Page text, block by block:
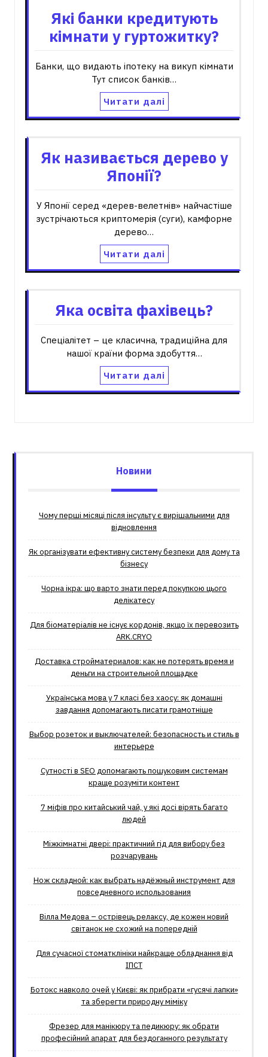
Які банки кредитують
кімнати у гуртожитку?
Банки, що видають іпотеку на викуп кімнати
Тут список банків…
Читати далі
Як називається дерево у
Японії?
У Японії серед «дерев-велетнів» найчастіше
зустрічаються криптомерія (суги), камфорне
дерево…
Читати далі
Яка освіта фахівець?
Спеціалітет – це класична, традиційна для
нашої країни форма здобуття…
Читати далі
Новини
Чому перші місяці після інсульту є вирішальними для
відновлення
Як організувати ефективну систему безпеки для дому та
бізнесу
Чорна ікра: що варто знати перед покупкою цього
делікатесу
Для біоматеріалів не існує кордонів, якщо їх перевозить
ARK.CRYO
Доставка стройматериалов: как не потерять время и
деньги на строительной площадке
Українська мова у 7 класі без хаосу: як домашні
завдання допомагають писати грамотніше
Выбор розеток и выключателей: безопасность и стиль в
интерьере
Сутності в SEO допомагають пошуковим системам
краще розуміти контент
7 міфів про китайський чай, у які досі вірять багато
людей
Міжкімнатні двері: практичний гід для вибору без
розчарувань
Нож складной: как выбрать надёжный инструмент для
повседневного использования
Вілла Медова – острівець релаксу, де кожен новий
світанок не схожий на попередній
Для сучасної стоматклініки найкраще обладнання від
ІПСТ
Ботокс навколо очей у Києві: як прибрати «гусячі лапки»
та зберегти природну міміку
Фрезер для манікюру та педикюру: як обрати
професійний апарат для бездоганного результату